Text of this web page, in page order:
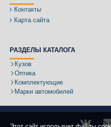
Контакты
Карта сайта
РАЗДЕЛЫ КАТАЛОГА
Кузов
Оптика
Комплектующие
Марки автомобилей